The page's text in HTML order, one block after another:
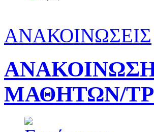
ΑΝΑΚΟΙΝΩΣΕΙΣ
ΜΑΘΗΤΩΝ/